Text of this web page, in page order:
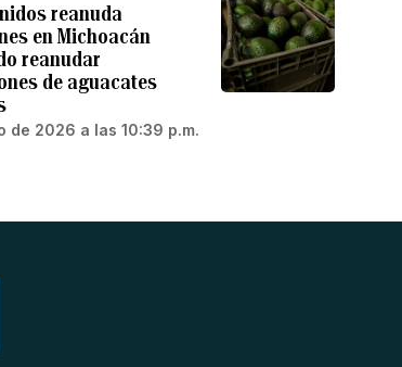
reanuda
en Michoacán
reanudar
de aguacates
de 2026 a las 10:39 p.m.